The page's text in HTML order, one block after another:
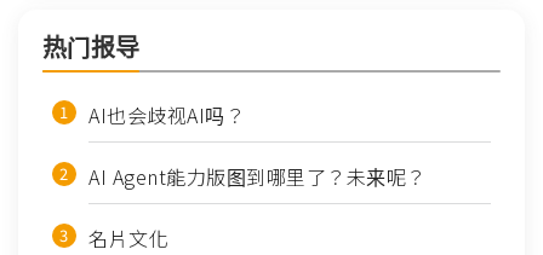
热门报导
AI也会歧视AI吗？
AI Agent能力版图到哪里了？未来呢？
名片文化